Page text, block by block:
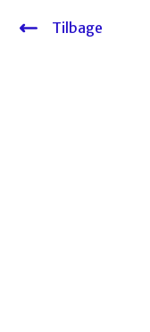
Tilbage